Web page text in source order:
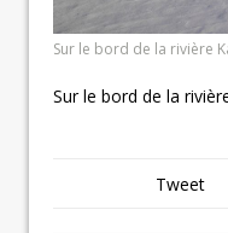
Sur le bord de la rivière
Sur le bord de la
Tweet